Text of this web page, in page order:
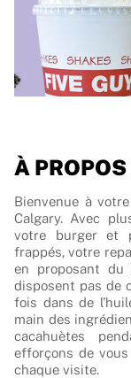
À
Bienvenue à
Calgary. Avec
votre burger et
frappés, votre
en proposant
disposent pas de
fois dans de
main des
cacahuètes
efforçons de
chaque visite.